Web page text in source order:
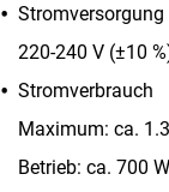
Stromversorgung
220-240 V (±10
Stromverbrauch
Maximum: ca.
Betrieb: ca. 700 W